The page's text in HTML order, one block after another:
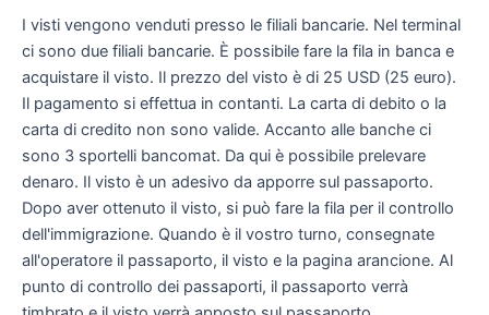
I visti vengono venduti presso le filiali bancarie. Nel terminal
ci sono due filiali bancarie. È possibile fare la fila in banca e
acquistare il visto. Il prezzo del visto è di 25 USD (25 euro).
Il pagamento si effettua in contanti. La carta di debito o la
carta di credito non sono valide. Accanto alle banche ci
sono 3 sportelli bancomat. Da qui è possibile prelevare
denaro. Il visto è un adesivo da apporre sul passaporto.
Dopo aver ottenuto il visto, si può fare la fila per il controllo
dell'immigrazione. Quando è il vostro turno, consegnate
all'operatore il passaporto, il visto e la pagina arancione. Al
punto di controllo dei passaporti, il passaporto verrà